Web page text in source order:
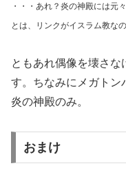
・・・あれ？炎の神殿には元
とは、リンクがイスラム教な
ともあれ偶像を壊さ
す。ちなみにメガトン
炎の神殿のみ。
おまけ